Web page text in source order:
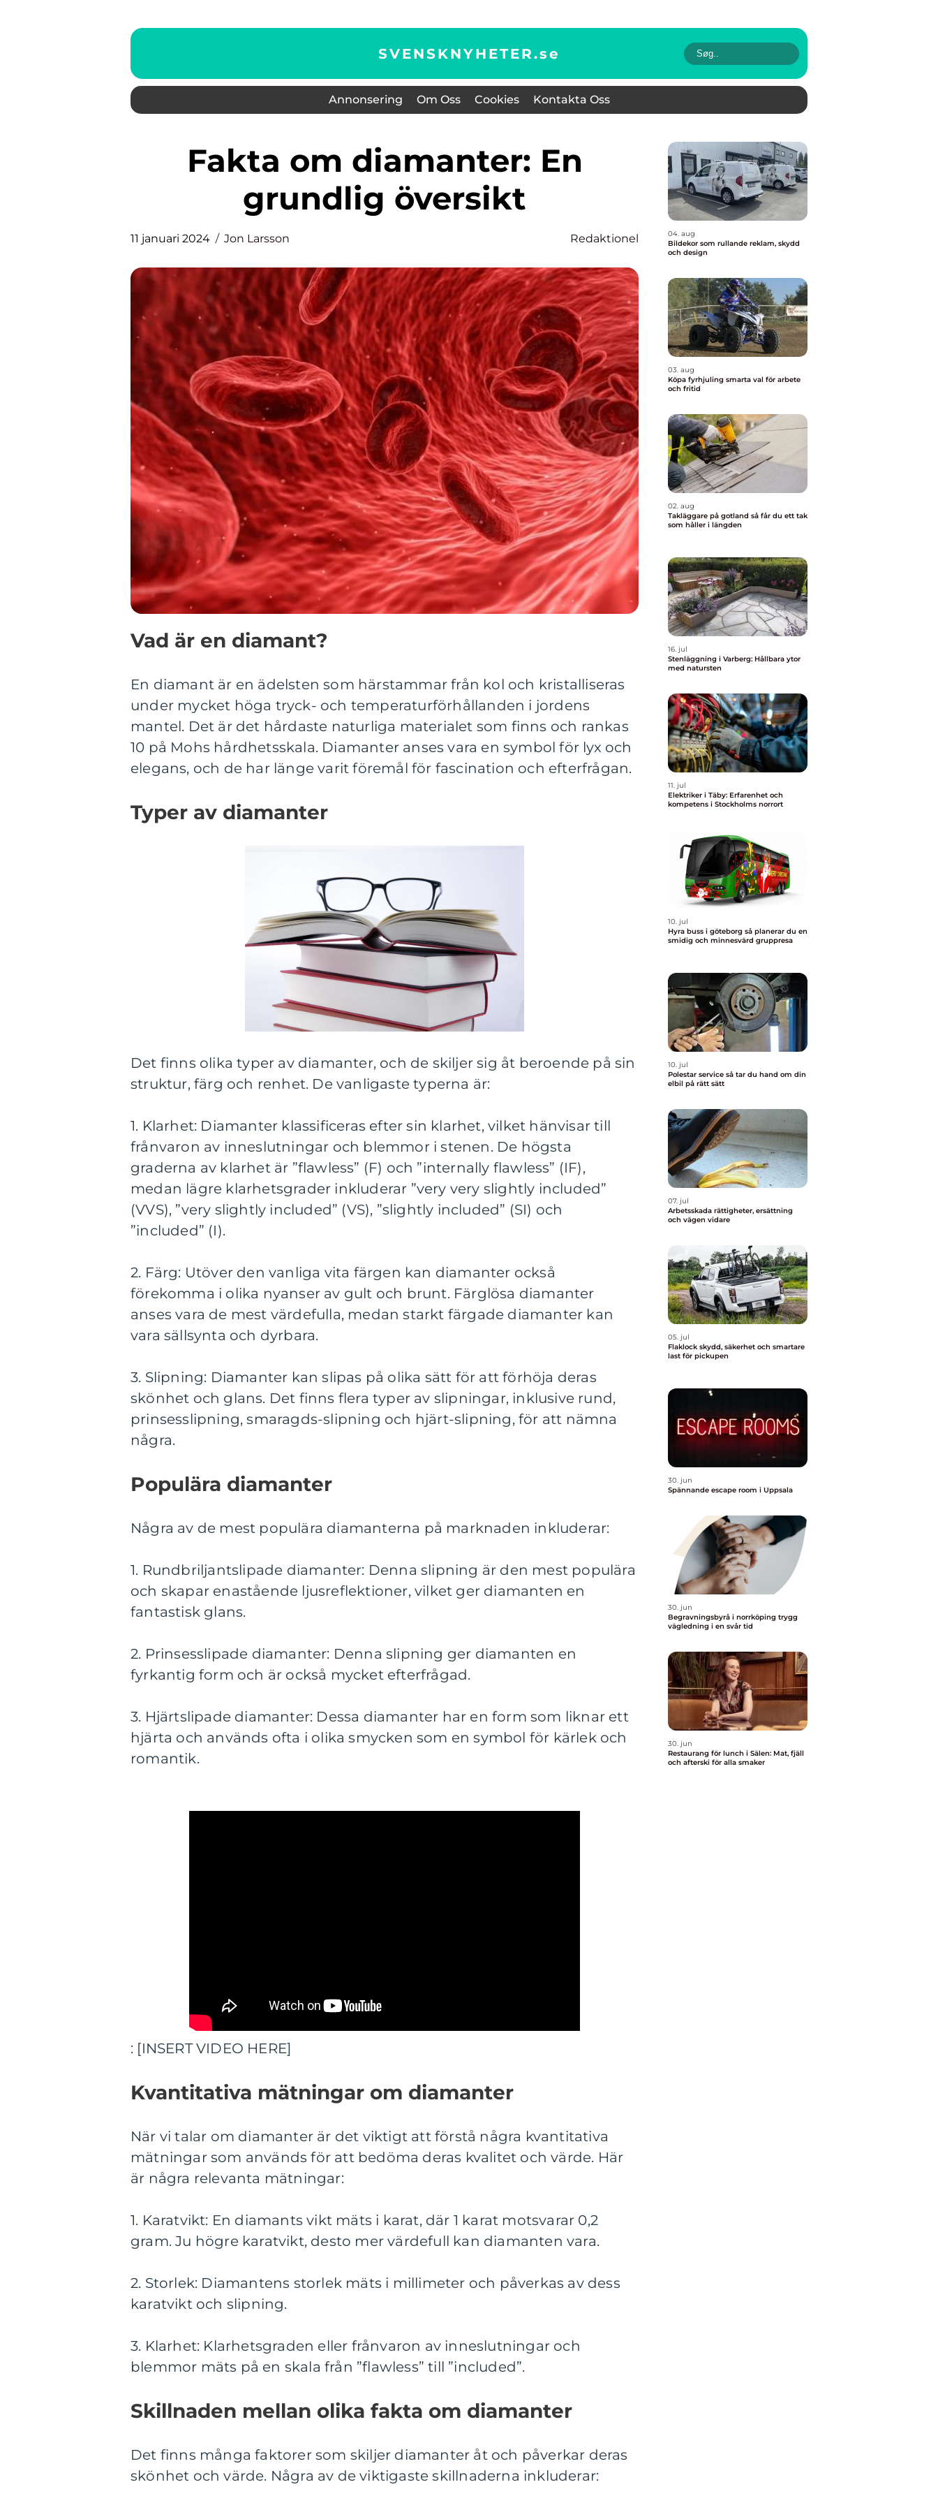
SVENSKNYHETER.se
Annonsering Om Oss Cookies Kontakta Oss
Fakta om diamanter: En
grundlig översikt
11 januari 2024 Jon Larsson Redaktionel
Vad är en diamant?
En diamant är en ädelsten som härstammar från kol och kristalliseras
under mycket höga tryck- och temperaturförhållanden i jordens
mantel. Det är det hårdaste naturliga materialet som finns och rankas
10 på Mohs hårdhetsskala. Diamanter anses vara en symbol för lyx och
elegans, och de har länge varit föremål för fascination och efterfrågan.
Typer av diamanter
Det finns olika typer av diamanter, och de skiljer sig åt beroende på sin
struktur, färg och renhet. De vanligaste typerna är:
1. Klarhet: Diamanter klassificeras efter sin klarhet, vilket hänvisar till
frånvaron av inneslutningar och blemmor i stenen. De högsta
graderna av klarhet är ”flawless” (F) och ”internally flawless” (IF),
medan lägre klarhetsgrader inkluderar ”very very slightly included”
(VVS), ”very slightly included” (VS), ”slightly included” (SI) och
”included” (I).
2. Färg: Utöver den vanliga vita färgen kan diamanter också
förekomma i olika nyanser av gult och brunt. Färglösa diamanter
anses vara de mest värdefulla, medan starkt färgade diamanter kan
vara sällsynta och dyrbara.
3. Slipning: Diamanter kan slipas på olika sätt för att förhöja deras
skönhet och glans. Det finns flera typer av slipningar, inklusive rund,
prinsesslipning, smaragds-slipning och hjärt-slipning, för att nämna
några.
Populära diamanter
Några av de mest populära diamanterna på marknaden inkluderar:
1. Rundbriljantslipade diamanter: Denna slipning är den mest populära
och skapar enastående ljusreflektioner, vilket ger diamanten en
fantastisk glans.
2. Prinsesslipade diamanter: Denna slipning ger diamanten en
fyrkantig form och är också mycket efterfrågad.
3. Hjärtslipade diamanter: Dessa diamanter har en form som liknar ett
hjärta och används ofta i olika smycken som en symbol för kärlek och
romantik.
: [INSERT VIDEO HERE]
Kvantitativa mätningar om diamanter
När vi talar om diamanter är det viktigt att förstå några kvantitativa
mätningar som används för att bedöma deras kvalitet och värde. Här
är några relevanta mätningar:
1. Karatvikt: En diamants vikt mäts i karat, där 1 karat motsvarar 0,2
gram. Ju högre karatvikt, desto mer värdefull kan diamanten vara.
2. Storlek: Diamantens storlek mäts i millimeter och påverkas av dess
karatvikt och slipning.
3. Klarhet: Klarhetsgraden eller frånvaron av inneslutningar och
blemmor mäts på en skala från ”flawless” till ”included”.
Skillnaden mellan olika fakta om diamanter
Det finns många faktorer som skiljer diamanter åt och påverkar deras
skönhet och värde. Några av de viktigaste skillnaderna inkluderar:
04. aug
Bildekor som rullande reklam, skydd
och design
03. aug
Köpa fyrhjuling smarta val för arbete
och fritid
02. aug
Takläggare på gotland så får du ett tak
som håller i längden
16. jul
Stenläggning i Varberg: Hållbara ytor
med natursten
11. jul
Elektriker i Täby: Erfarenhet och
kompetens i Stockholms norrort
10. jul
Hyra buss i göteborg så planerar du en
smidig och minnesvärd gruppresa
10. jul
Polestar service så tar du hand om din
elbil på rätt sätt
07. jul
Arbetsskada rättigheter, ersättning
och vägen vidare
05. jul
Flaklock skydd, säkerhet och smartare
last för pickupen
30. jun
Spännande escape room i Uppsala
30. jun
Begravningsbyrå i norrköping trygg
vägledning i en svår tid
30. jun
Restaurang för lunch i Sälen: Mat, fjäll
och afterski för alla smaker